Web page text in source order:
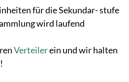
für die Sekundar- stufe
wird laufend
Verteilerein und wir halten